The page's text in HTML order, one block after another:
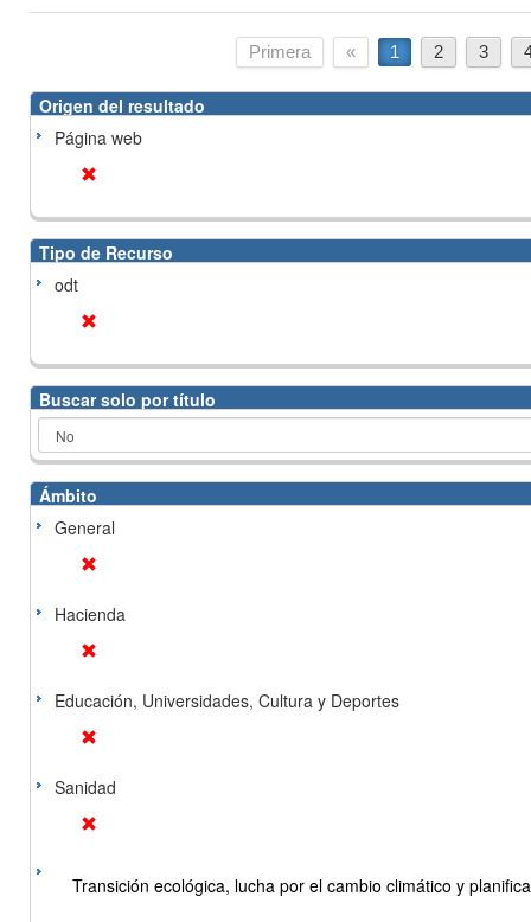
Primera « 1 2 3
Origen del resultado
Página web
Tipo de Recurso
odt
Buscar solo por título
Ámbito
General
Hacienda
Educación, Universidades, Cultura y Deportes
Sanidad
Transición ecológica, lucha por el cambio climático y